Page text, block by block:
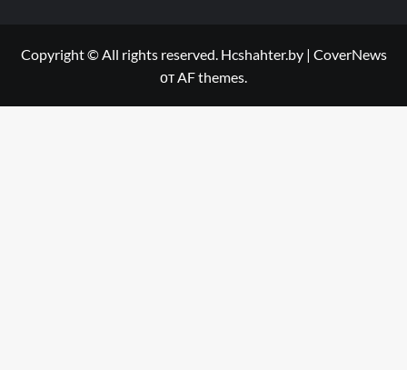
Copyright © All rights reserved. Hcshahter.by | CoverNews
от AF themes.